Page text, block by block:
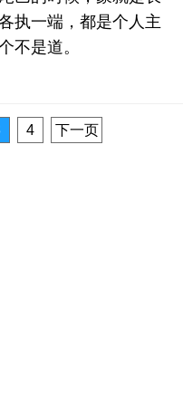
执一端，都是个人主
不是道。
4 下一页